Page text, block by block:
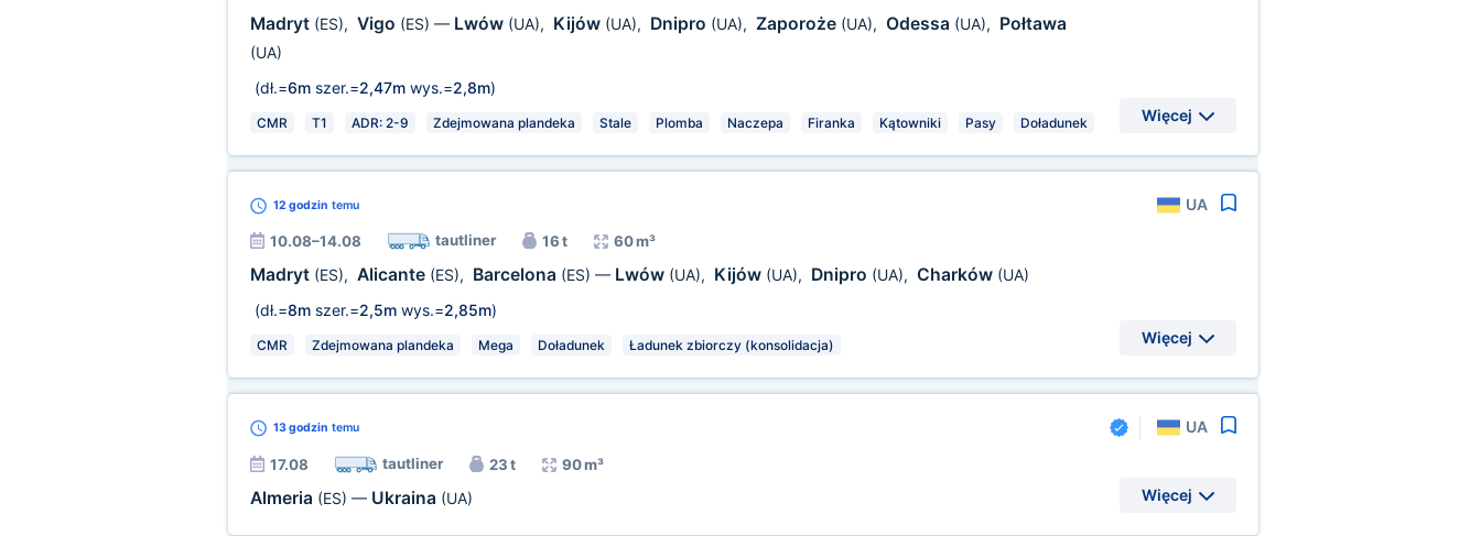
Madryt (ES), Vigo (ES) — Lwów (UA), Kijów (UA), Dnipro (UA), Zaporoże (UA), Odessa (UA), Połtawa
(UA)
(dł.=6mszer.=2,47mwys.=2,8m)
CMR T1 ADR: 2-9 Zdejmowana plandeka Stale Plomba Naczepa Firanka Kątowniki Pasy Doładunek Więcej
12 godzin temu UA
10.08–14.08 tautliner 16 t 60 m³
Madryt (ES), Alicante (ES), Barcelona (ES) — Lwów (UA), Kijów (UA), Dnipro (UA), Charków (UA)
(dł.=8mszer.=2,5mwys.=2,85m)
CMR Zdejmowana plandeka Mega Doładunek Ładunek zbiorczy (konsolidacja) Więcej
13 godzin temu UA
17.08 tautliner 23 t 90 m³
Almeria (ES) — Ukraina (UA) Więcej